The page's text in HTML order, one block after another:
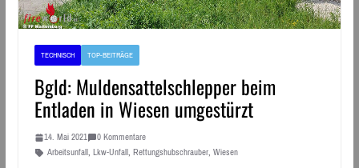
TECHNISCH TOP-BEITRÄGE
Bgld: Muldensattelschlepper beim
Entladen in Wiesen umgestürzt
14. Mai 2021
0 Kommentare
Arbeitsunfall, Lkw-Unfall, Rettungshubschrauber, Wiesen